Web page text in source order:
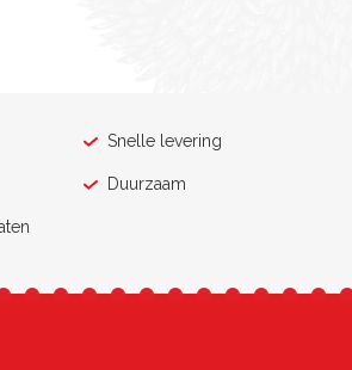
Snelle levering
Duurzaam